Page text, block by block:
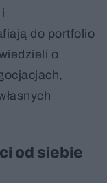
do portfolio
o
od siebie